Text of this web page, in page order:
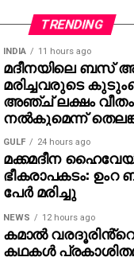
ഹിറ്റ്
എന്നിവ ഇന്ത്യന്‍
എന്നാല്‍ RRR
ഇന്ത്യന്‍ സിനിമയുടെ
മാറി.
ക്രിസ്
പ്രതിഭകളും
TRENDING
INDIA 11 hours ago
മദീനയിലെ ബസ്
മരിച്ചവരുടെ
അഞ്ച് ലക്ഷം
നല്‍കുമെന്ന്
GULF 24 hours ago
മക്കമദീന
ഭീകരാപകടം: ഉംറ
പേര്‍ മരിച്ചു
NEWS 12 hours ago
കമാൽ
കഥകൾ